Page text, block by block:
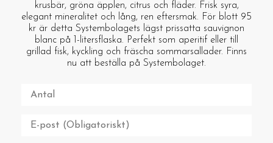
krusbär, gröna äpplen, citrus och fläder. Frisk syra,
elegant mineralitet och lång, ren eftersmak. För blott 95
kr är detta Systembolagets lägst prissatta sauvignon
blanc på 1-litersflaska. Perfekt som aperitif eller till
grillad fisk, kyckling och fräscha sommarsallader. Finns
nu att beställa på Systembolaget.